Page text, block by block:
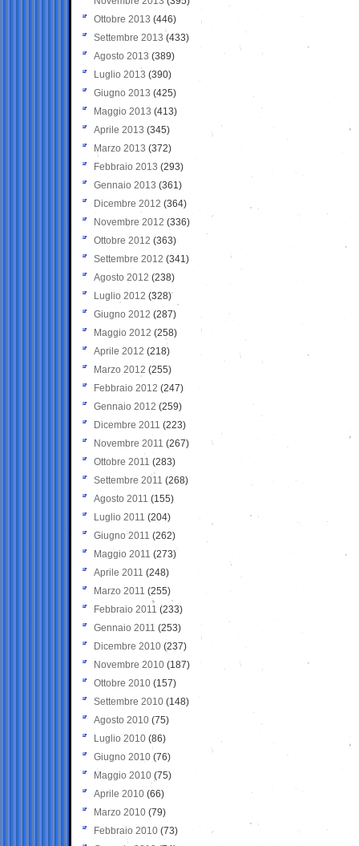
Ottobre 2013 (446)
Settembre 2013 (433)
Agosto 2013 (389)
Luglio 2013 (390)
Giugno 2013 (425)
Maggio 2013 (413)
Aprile 2013 (345)
Marzo 2013 (372)
Febbraio 2013 (293)
Gennaio 2013 (361)
Dicembre 2012 (364)
Novembre 2012 (336)
Ottobre 2012 (363)
Settembre 2012 (341)
Agosto 2012 (238)
Luglio 2012 (328)
Giugno 2012 (287)
Maggio 2012 (258)
Aprile 2012 (218)
Marzo 2012 (255)
Febbraio 2012 (247)
Gennaio 2012 (259)
Dicembre 2011 (223)
Novembre 2011 (267)
Ottobre 2011 (283)
Settembre 2011 (268)
Agosto 2011 (155)
Luglio 2011 (204)
Giugno 2011 (262)
Maggio 2011 (273)
Aprile 2011 (248)
Marzo 2011 (255)
Febbraio 2011 (233)
Gennaio 2011 (253)
Dicembre 2010 (237)
Novembre 2010 (187)
Ottobre 2010 (157)
Settembre 2010 (148)
Agosto 2010 (75)
Luglio 2010 (86)
Giugno 2010 (76)
Maggio 2010 (75)
Aprile 2010 (66)
Marzo 2010 (79)
Febbraio 2010 (73)